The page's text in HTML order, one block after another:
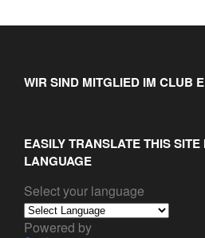
WIR SIND MITGLIED IM CLUB
EASILY TRANSLATE THIS SITE
LANGUAGE
Select your language
Powered by